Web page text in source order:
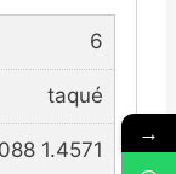
6
taqué
1.4571
→